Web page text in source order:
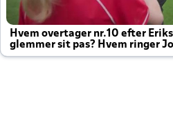
Hvem overtager nr.10 efter
glemmer sit pas? Hvem ringer
altid til efter kampe?